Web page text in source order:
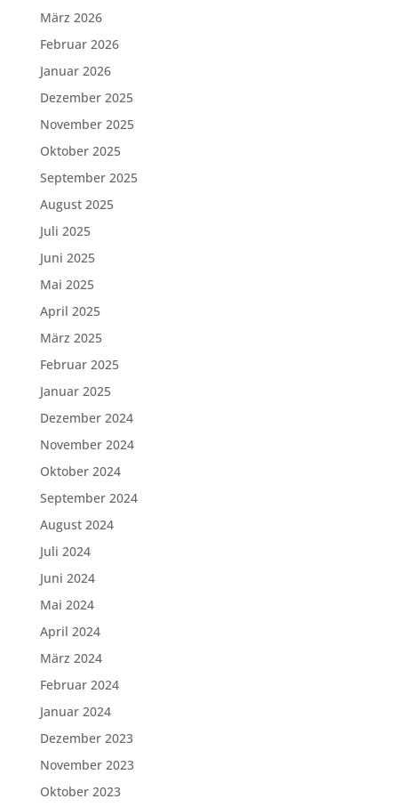
März 2026
Februar 2026
Januar 2026
Dezember 2025
November 2025
Oktober 2025
September 2025
August 2025
Juli 2025
Juni 2025
Mai 2025
April 2025
März 2025
Februar 2025
Januar 2025
Dezember 2024
November 2024
Oktober 2024
September 2024
August 2024
Juli 2024
Juni 2024
Mai 2024
April 2024
März 2024
Februar 2024
Januar 2024
Dezember 2023
November 2023
Oktober 2023